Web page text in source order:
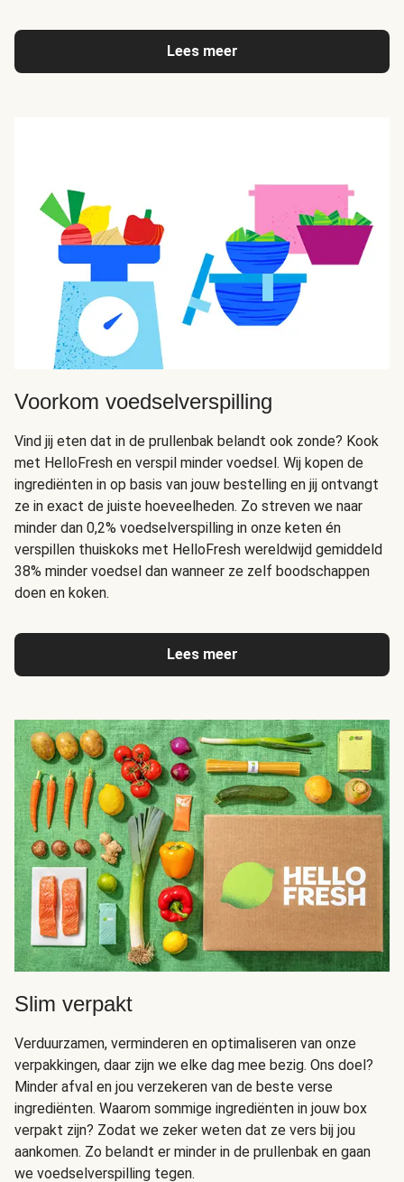
Lees meer
Voorkom voedselverspilling
Vind jij eten dat in de prullenbak belandt ook zonde? Kook
met HelloFresh en verspil minder voedsel. Wij kopen de
ingrediënten in op basis van jouw bestelling en jij ontvangt
ze in exact de juiste hoeveelheden. Zo streven we naar
minder dan 0,2% voedselverspilling in onze keten én
verspillen thuiskoks met HelloFresh wereldwijd gemiddeld
38% minder voedsel dan wanneer ze zelf boodschappen
doen en koken.
Lees meer
Slim verpakt
Verduurzamen, verminderen en optimaliseren van onze
verpakkingen, daar zijn we elke dag mee bezig. Ons doel?
Minder afval en jou verzekeren van de beste verse
ingrediënten. Waarom sommige ingrediënten in jouw box
verpakt zijn? Zodat we zeker weten dat ze vers bij jou
aankomen. Zo belandt er minder in de prullenbak en gaan
we voedselverspilling tegen.